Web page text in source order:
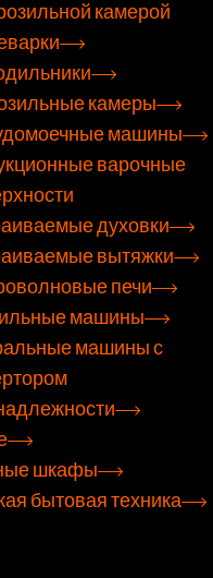
камерой
камеры
машины
варочные
духовки
вытяжки
печи
машины
машины с
шкафы
бытовая техника